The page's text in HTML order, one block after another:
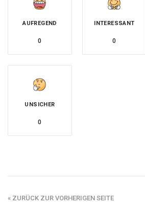
AUFREGEND
0
INTERESSANT
0
UNSICHER
0
« ZURÜCK ZUR VORHERIGEN SEITE